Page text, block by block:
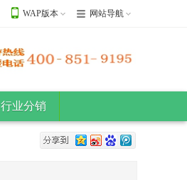
WAP版本 网站导航
行业分销